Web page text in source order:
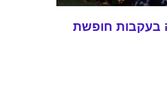
בעקבות חופשת